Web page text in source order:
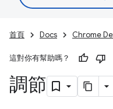
首頁 Docs Chrome
這對你有幫助嗎？
調節